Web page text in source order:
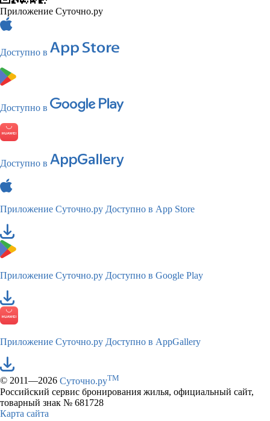
Приложение Суточно.ру
Доступно в
Доступно в
Доступно в
Приложение Суточно.ру Доступно в App Store
Приложение Суточно.ру Доступно в Google Play
Приложение Суточно.ру Доступно в AppGallery
© 2011—2026 Суточно.руTM
Российский сервис бронирования жилья, официальный сайт,
товарный знак № 681728
Карта сайта